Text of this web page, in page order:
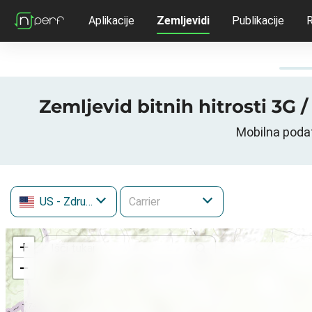
Aplikacije Zemljevidi Publikacije
Zemljevid bitnih hitrosti 3G /
Mobilna
US - Združene države Amerike
+
−